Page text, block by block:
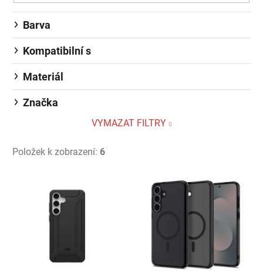
Barva
Kompatibilní s
Materiál
Značka
VYMAZAT FILTRY
Položek k zobrazení: 6